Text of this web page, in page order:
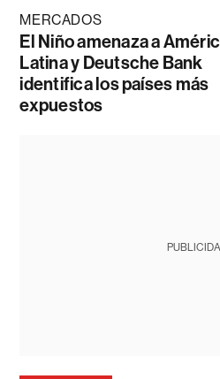
MERCADOS
El Niño amenaza a
Latina y Deutsche Bank
identifica los países más
expuestos